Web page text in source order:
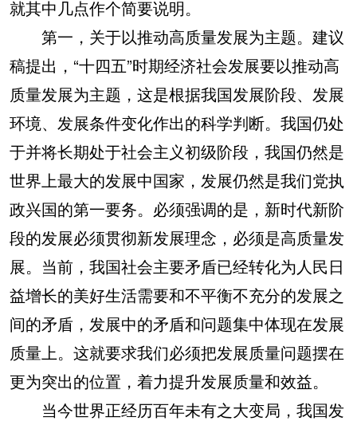
就其中几点作个简要说明。
第一，关于以推动高质量发展为主题。建议
稿提出，“十四五”时期经济社会发展要以推动高
质量发展为主题，这是根据我国发展阶段、发展
环境、发展条件变化作出的科学判断。我国仍处
于并将长期处于社会主义初级阶段，我国仍然是
世界上最大的发展中国家，发展仍然是我们党执
政兴国的第一要务。必须强调的是，新时代新阶
段的发展必须贯彻新发展理念，必须是高质量发
展。当前，我国社会主要矛盾已经转化为人民日
益增长的美好生活需要和不平衡不充分的发展之
间的矛盾，发展中的矛盾和问题集中体现在发展
质量上。这就要求我们必须把发展质量问题摆在
更为突出的位置，着力提升发展质量和效益。
当今世界正经历百年未有之大变局，我国发